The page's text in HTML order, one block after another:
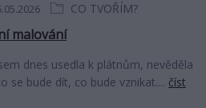
CO TVOŘÍM?
malování
dnes usedla k plátnům, nevěděla
se bude dít, co bude vznikat.... číst